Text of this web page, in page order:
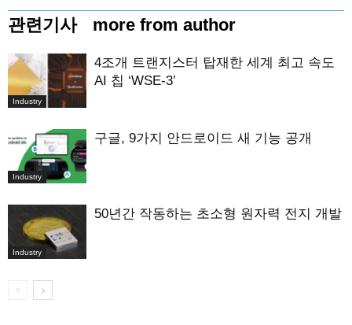
관련기사 more from author
Industry
4조개 트랜지스터 탑재한 세계 최고 속도
AI 칩 ‘WSE-3’
Industry
구글, 9가지 안드로이드 새 기능 공개
Industry
50년간 작동하는 초소형 원자력 전지 개발